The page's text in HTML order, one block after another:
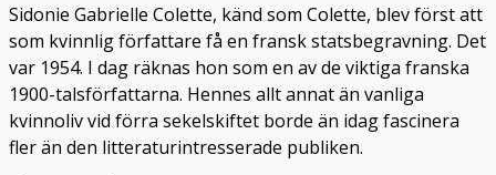
Sidonie Gabrielle Colette, känd som Colette, blev först att
som kvinnlig författare få en fransk statsbegravning. Det
var 1954. I dag räknas hon som en av de viktiga franska
1900-talsförfattarna. Hennes allt annat än vanliga
kvinnoliv vid förra sekelskiftet borde än idag fascinera
fler än den litteraturintresserade publiken.